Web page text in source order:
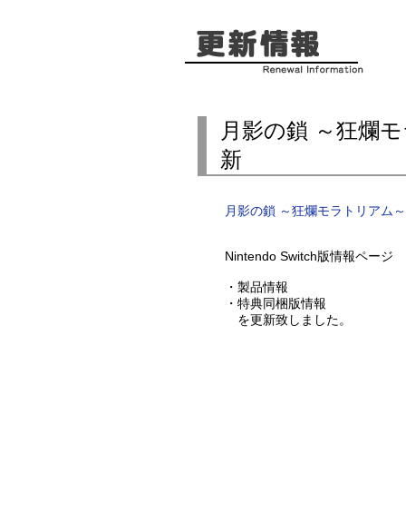
月影の鎖 ～狂爛
新
月影の鎖 ～狂爛モラトリアム～
Nintendo Switch版情報ページ
・製品情報
・特典同梱版情報
を更新致しました。